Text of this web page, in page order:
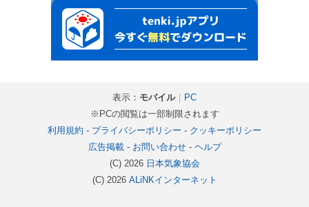
表示： モバイル｜ PC
※PCの閲覧は一部制限されます
利用規約 - プライバシーポリシー - クッキーポリシー
広告掲載- お問い合わせ- ヘルプ
(C) 2026 日本気象協会
(C) 2026 ALiNKインターネット